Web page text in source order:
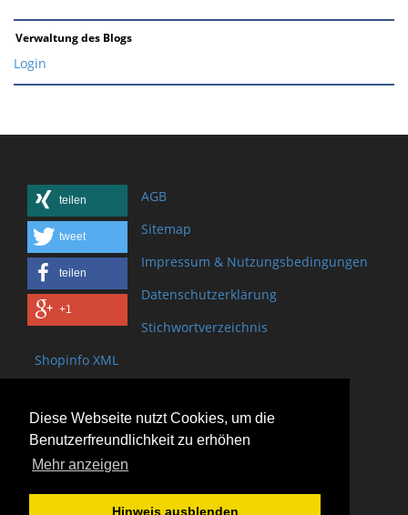
Diese Webseite nutzt Cookies, um die
Benutzerfreundlichkeit zu erhöhen
Mehr anzeigen
Hinweis ausblenden
Verwaltung des Blogs
Login
teilen
tweet
teilen
+1
AGB
Sitemap
Impressum & Nutzungsbedingungen
Datenschutzerklärung
Stichwortverzeichnis
Shopinfo XML
Bischof-Brand Straße 2
61440 Oberursel
(+49) 6171 - 98 11 80
(+49) 6171 - 98 28 10